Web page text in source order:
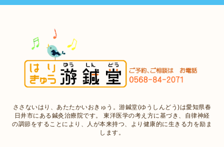
ささないはり、あたたかいおきゅう。游鍼堂(ゆうしんどう)は愛知県春
日井市にある鍼灸治療院です。 東洋医学の考え方に基づき、自律神経
の調節をすることにより、人が本来持つ、より健康的に生きる力を励ま
します。